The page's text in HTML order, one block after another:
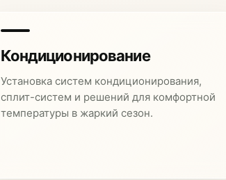
Кондиционирование
Установка систем кондиционирования,
сплит-систем и решений для комфортной
температуры в жаркий сезон.